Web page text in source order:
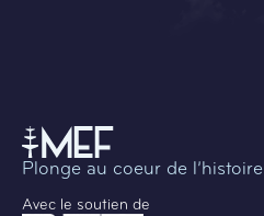
Plonge au coeur de l’histoire
Avec le soutien de